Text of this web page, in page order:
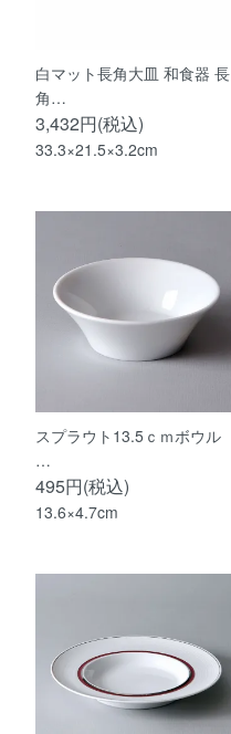
白マット長角大皿 和食器 長
角…
3,432円(税込)
33.3×21.5×3.2cm
スプラウト13.5ｃｍボウル
…
495円(税込)
13.6×4.7cm